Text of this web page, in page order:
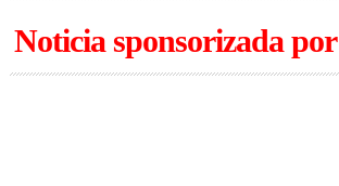
Noticia sponsorizada por